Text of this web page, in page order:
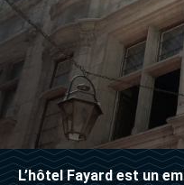
L’hôtel Fayard est un